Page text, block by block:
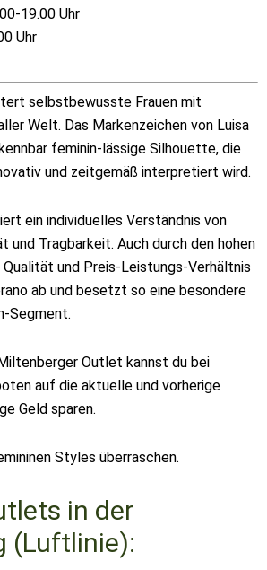
19.00 Uhr
Uhr
selbstbewusste Frauen mit
Welt. Das Markenzeichen von Luisa
feminin-lässige Silhouette, die
und zeitgemäß interpretiert wird.
ein individuelles Verständnis von
und Tragbarkeit. Auch durch den hohen
Qualität und Preis-Leistungs-Verhältnis
ab und besetzt so eine besondere
Segment.
Outlet kannst du bei
auf die aktuelle und vorherige
Geld sparen.
Styles überraschen.
in der
(Luftlinie):